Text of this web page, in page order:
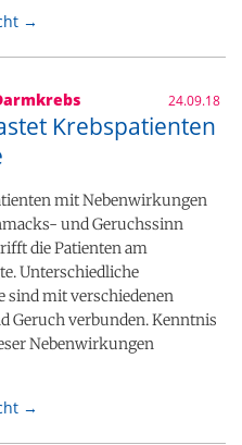
→
24.09.18
Krebspatienten
mit Nebenwirkungen
und Geruchssinn
die Patienten am
Unterschiedliche
sind mit verschiedenen
Geruch verbunden. Kenntnis
Nebenwirkungen
→